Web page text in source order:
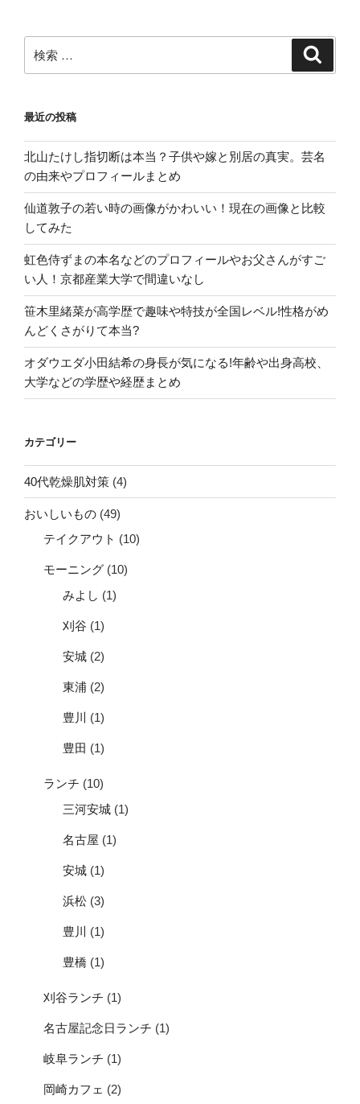
活
味
が
す
ご
の
索:
最近の投稿
北山たけし指切断は本当？子供や嫁と別居の真実。芸名
の由来やプロフィールまとめ
仙道敦子の若い時の画像がかわいい！現在の画像と比較
してみた
虹色侍ずまの本名などのプロフィールやお父さんがすご
い人！京都産業大学で間違いなし
笹木里緒菜が高学歴で趣味や特技が全国レベル!性格がめ
んどくさがりて本当?
オダウエダ小田結希の身長が気になる!年齢や出身高校、
大学などの学歴や経歴まとめ
カテゴリー
40代乾燥肌対策 (4)
おいしいもの (49)
テイクアウト (10)
モーニング (10)
みよし (1)
刈谷 (1)
安城 (2)
東浦 (2)
豊川 (1)
豊田 (1)
ランチ (10)
三河安城 (1)
名古屋 (1)
安城 (1)
浜松 (3)
豊川 (1)
豊橋 (1)
刈谷ランチ (1)
名古屋記念日ランチ (1)
岐阜ランチ (1)
岡崎カフェ (2)